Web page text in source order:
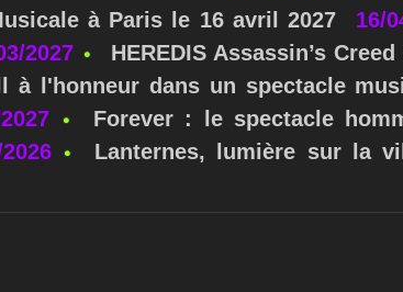
à Paris le 16 avril 2027
16/
2027 HEREDIS Assassin’s
à l'honneur dans un spectacle
Forever : le spectacle
Lanternes, lumière sur la